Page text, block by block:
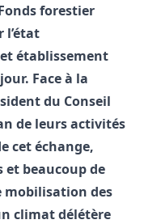
forestier
l’état
établissement
Face à la
du Conseil
de leurs activités
cet échange,
et beaucoup de
mobilisation des
climat délétère